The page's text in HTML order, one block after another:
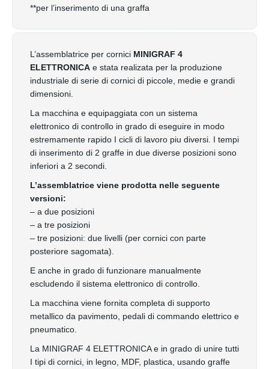
**per l’inserimento di una graffa
L’assemblatrice per cornici MINIGRAF 4
ELETTRONICA e stata realizata per la produzione
industriale di serie di cornici di piccole, medie e grandi
dimensioni.
La macchina e equipaggiata con un sistema
elettronico di controllo in grado di eseguire in modo
estremamente rapido I cicli di lavoro piu diversi. I tempi
di inserimento di 2 graffe in due diverse posizioni sono
inferiori a 2 secondi.
L’assemblatrice viene prodotta nelle seguente
versioni:
– a due posizioni
– a tre posizioni
– tre posizioni: due livelli (per cornici con parte
posteriore sagomata).
E anche in grado di funzionare manualmente
escludendo il sistema elettronico di controllo.
La macchina viene fornita completa di supporto
metallico da pavimento, pedali di commando elettrico e
pneumatico.
La MINIGRAF 4 ELETTRONICA e in grado di unire tutti
I tipi di cornici, in legno, MDF, plastica, usando graffe